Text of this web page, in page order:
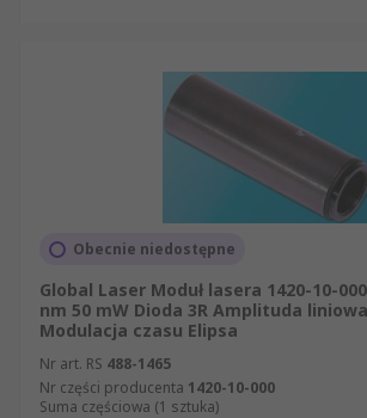
Obecnie niedostępne
Global Laser Moduł lasera 1420-10-
nm 50 mW Dioda 3R Amplituda
Modulacja czasu Elipsa
Nr art. RS 488-1465
Nr części producenta 1420-10-000
Suma częściowa (1 sztuka)